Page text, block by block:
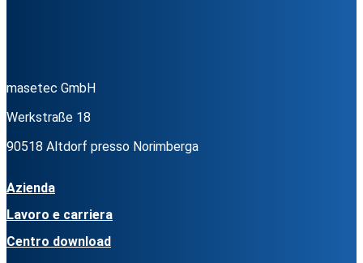
masetec GmbH
Werkstraße 18
90518 Altdorf presso Norimberga
Azienda
Lavoro e carriera
Centro download